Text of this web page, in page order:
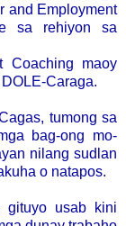
and Employment
sa rehiyon sa
Coaching maoy
Caraga.
tumong sa
bag-ong mo-
nilang sudlan
o natapos.
gituyo usab kini